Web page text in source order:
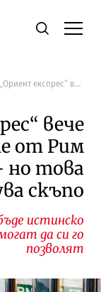
Търсене
„Ориент експрес“ вече отвежда пътниците от Рим до Истанбул – но това струва скъпо
вече
от Рим
но това
скъпо
истинско
да си го
позволят